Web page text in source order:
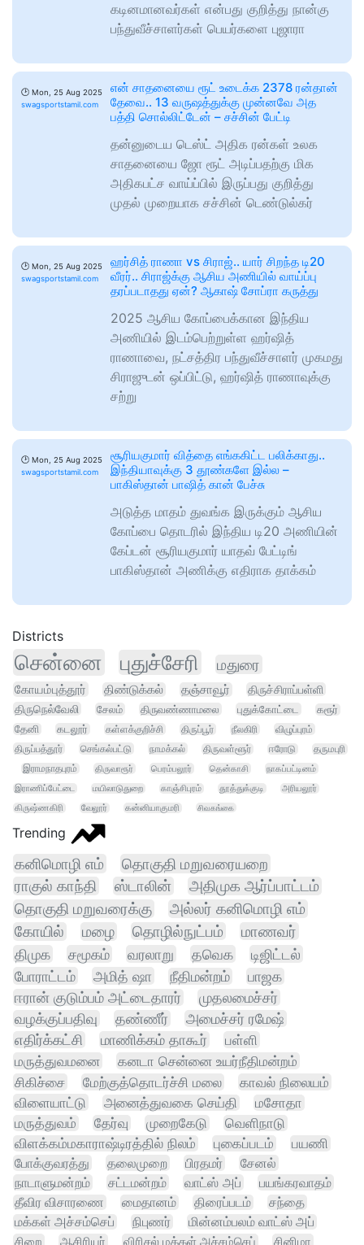
கடினமானவர்கள் என்பது குறித்து நான்கு
பந்துவீச்சாளர்கள் பெயர்களை புஜாரா
🕑 Mon, 25 Aug 2025
swagsportstamil.com
என் சாதனையை ரூட் உடைக்க 2378 ரன்தான்
தேவை.. 13 வருஷத்துக்கு முன்னவே அத
பத்தி சொல்லிட்டேன் – சச்சின் பேட்டி
தன்னுடைய டெஸ்ட் அதிக ரன்கள் உலக
சாதனையை ஜோ ரூட் அடிப்பதற்கு மிக
அதிகபட்ச வாய்ப்பில் இருப்பது குறித்து
முதல் முறையாக சச்சின் டெண்டுல்கர்
🕑 Mon, 25 Aug 2025
swagsportstamil.com
ஹர்சித் ராணா vs சிராஜ்.. யார் சிறந்த டி20
வீரர்.. சிராஜ்க்கு ஆசிய அணியில் வாய்ப்பு
தரப்படாதது ஏன்? ஆகாஷ் சோப்ரா கருத்து
2025 ஆசிய கோப்பைக்கான இந்திய
அணியில் இடம்பெற்றுள்ள ஹர்ஷித்
ராணாவை, நட்சத்திர பந்துவீச்சாளர் முகமது
சிராஜுடன் ஒப்பிட்டு, ஹர்ஷித் ராணாவுக்கு
சற்று
🕑 Mon, 25 Aug 2025
swagsportstamil.com
சூரியகுமார் வித்தை எங்ககிட்ட பலிக்காது..
இந்தியாவுக்கு 3 தூண்களே இல்ல –
பாகிஸ்தான் பாஷித் கான் பேச்சு
அடுத்த மாதம் துவங்க இருக்கும் ஆசிய
கோப்பை தொடரில் இந்திய டி20 அணியின்
கேப்டன் சூரியகுமார் யாதவ் பேட்டிங்
பாகிஸ்தான் அணிக்கு எதிராக தாக்கம்
Districts
சென்னை புதுச்சேரி மதுரை
கோயம்புத்தூர் திண்டுக்கல் தஞ்சாவூர்
திருச்சிராப்பள்ளி
திருநெல்வேலி
சேலம் திருவண்ணாமலை புதுக்கோட்டை
கரூர்
தேனி
கடலூர் கள்ளக்குறிச்சி திருப்பூர் நீலகிரி
விழுப்புரம்
திருப்பத்தூர்
செங்கல்பட்டு நாமக்கல் திருவள்ளூர் ஈரோடு
தருமபுரி
இராமநாதபுரம்
திருவாரூர் பெரம்பலூர் தென்காசி நாகப்பட்டினம்
இராணிப்பேட்டை மயிலாடுதுறை காஞ்சிபுரம் தூத்துக்குடி
அரியலூர்
கிருஷ்ணகிரி
வேலூர் கன்னியாகுமரி சிவகங்கை
Trending
கனிமொழி எம் தொகுதி மறுவரையறை
ராகுல் காந்தி ஸ்டாலின்
அதிமுக ஆர்ப்பாட்டம்
தொகுதி மறுவரைக்கு
அல்லர் கனிமொழி எம்
கோயில்
மழை தொழில்நுட்பம்
மாணவர்
திமுக
சமூகம் வரலாறு தவெக
டிஜிட்டல்
போராட்டம்
அமித் ஷா நீதிமன்றம்
பாஜக
ஈரான் குடும்பம் அட்டைதாரர்
முதலமைச்சர்
வழக்குப்பதிவு
தண்ணீர்
அமைச்சர் ரமேஷ்
எதிர்க்கட்சி
மாணிக்கம் தாகூர்
பள்ளி
மருத்துவமனை
கனடா சென்னை உயர்நீதிமன்றம்
சிகிச்சை
மேற்குத்தொடர்ச்சி மலை
காவல் நிலையம்
விளையாட்டு
அனைத்துவகை செய்தி
மசோதா
மருத்துவம்
தேர்வு முறைகேடு
வெளிநாடு
விளக்கம்மகாராஷ்டிரத்தில் நிலம்
புகைப்படம்
பயணி
போக்குவரத்து
தலைமுறை பிரதமர்
சேனல்
நாடாளுமன்றம்
சட்டமன்றம் வாட்ஸ் அப் பயங்கரவாதம்
தீவிர விசாரணை மைதானம் திரைப்படம்
சந்தை
மக்கள் அச்சம்செப்
நிபுணர்
மின்னம்பலம் வாட்ஸ் அப்
சிறை
ஆசிரியர் விரிசல் மக்கள் அச்சம்செப் சினிமா